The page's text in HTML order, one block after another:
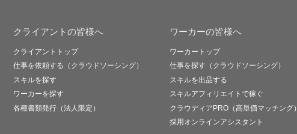
クライアントの皆様へ
クライアントトップ
仕事を依頼する（クラウドソーシング）
スキルを探す
ワーカーを探す
各種書類発行（法人限定）
ワーカーの皆様へ
ワーカートップ
仕事を探す（クラウドソーシング）
スキルを出品する
スキルアフィリエイトで稼ぐ
クラウディアPRO（高単価マッチング）
採用オンラインアシスタント